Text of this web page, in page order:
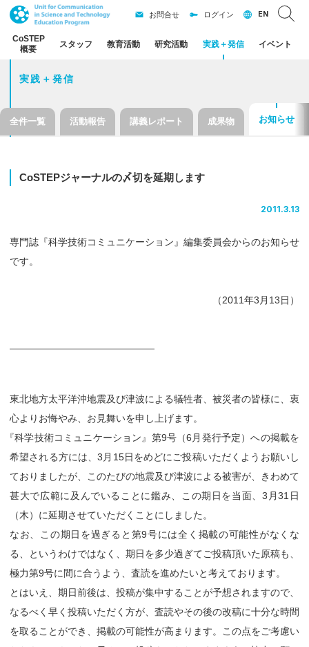
CoSTEP
概要
スタッフ 教育活動 研究活動 実践＋発信 イベント
お問合せ ログイン EN
実践＋発信
全件一覧 活動報告 講義レポート 成果物 お知らせ
CoSTEPジャーナルの〆切を延期します
2011.3.13
専門誌『科学技術コミュニケーション』編集委員会からのお知らせ
です。
（2011年3月13日）
東北地方太平洋沖地震及び津波による犠牲者、被災者の皆様に、衷
心よりお悔やみ、お見舞いを申し上げます。
『科学技術コミュニケーション』第9号（6月発行予定）への掲載を
希望される方には、3月15日をめどにご投稿いただくようお願いし
ておりましたが、このたびの地震及び津波による被害が、きわめて
甚大で広範に及んでいることに鑑み、この期日を当面、3月31日
（木）に延期させていただくことにしました。
なお、この期日を過ぎると第9号には全く掲載の可能性がなくな
る、というわけではなく、期日を多少過ぎてご投稿頂いた原稿も、
極力第9号に間に合うよう、査読を進めたいと考えております。
とはいえ、期日前後は、投稿が集中することが予想されますので、
なるべく早く投稿いただく方が、査読やその後の改稿に十分な時間
を取ることができ、掲載の可能性が高まります。この点をご考慮い